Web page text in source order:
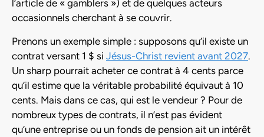
l’article de « gamblers ») et de quelques acteurs
occasionnels cherchant à se couvrir.
Prenons un exemple simple : supposons qu’il existe un
contrat versant 1 $ si Jésus-Christ revient avant 2027.
Un sharp pourrait acheter ce contrat à 4 cents parce
qu’il estime que la véritable probabilité équivaut à 10
cents. Mais dans ce cas, qui est le vendeur ? Pour de
nombreux types de contrats, il n’est pas évident
qu’une entreprise ou un fonds de pension ait un intérêt